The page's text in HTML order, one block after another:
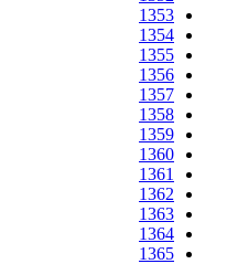
1353
1354
1355
1356
1357
1358
1359
1360
1361
1362
1363
1364
1365